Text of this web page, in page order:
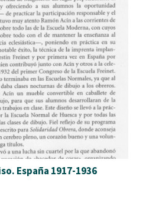
España 1917-1936